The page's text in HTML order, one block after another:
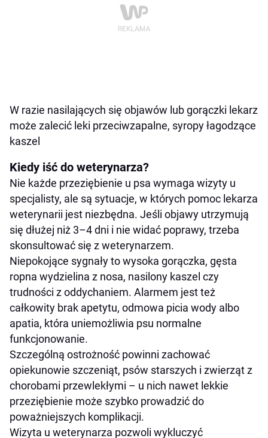
W razie nasilających się objawów lub gorączki lekarz
może zalecić leki przeciwzapalne, syropy łagodzące
kaszel
Kiedy iść do weterynarza?
Nie każde przeziębienie u psa wymaga wizyty u
specjalisty, ale są sytuacje, w których pomoc lekarza
weterynarii jest niezbędna. Jeśli objawy utrzymują
się dłużej niż 3–4 dni i nie widać poprawy, trzeba
skonsultować się z weterynarzem.
Niepokojące sygnały to wysoka gorączka, gęsta
ropna wydzielina z nosa, nasilony kaszel czy
trudności z oddychaniem. Alarmem jest też
całkowity brak apetytu, odmowa picia wody albo
apatia, która uniemożliwia psu normalne
funkcjonowanie.
Szczególną ostrożność powinni zachować
opiekunowie szczeniąt, psów starszych i zwierząt z
chorobami przewlekłymi – u nich nawet lekkie
przeziębienie może szybko prowadzić do
poważniejszych komplikacji.
Wizyta u weterynarza pozwoli wykluczyć